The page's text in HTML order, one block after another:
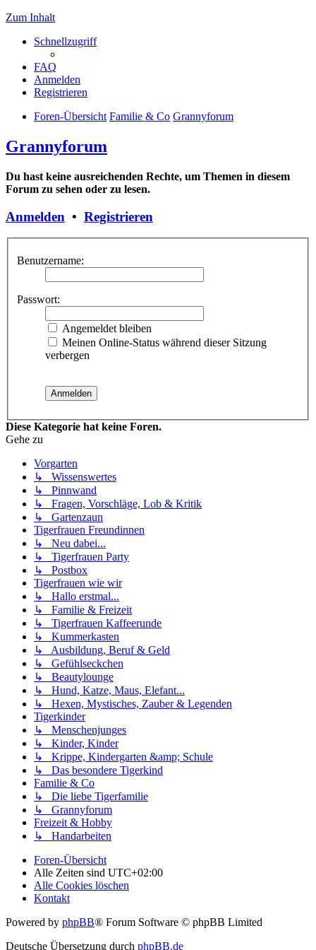
Zum Inhalt
Schnellzugriff
FAQ
Anmelden
Registrieren
Foren-Übersicht Familie & Co Grannyforum
Grannyforum
Du hast keine ausreichenden Rechte, um Themen in diesem
Forum zu sehen oder zu lesen.
Anmelden • Registrieren
Benutzername:
Passwort:
Angemeldet bleiben
Meinen Online-Status während dieser Sitzung
verbergen
Diese Kategorie hat keine Foren.
Gehe zu
Vorgarten
↳ Wissenswertes
↳ Pinnwand
↳ Fragen, Vorschläge, Lob & Kritik
↳ Gartenzaun
Tigerfrauen Freundinnen
↳ Neu dabei...
↳ Tigerfrauen Party
↳ Postbox
Tigerfrauen wie wir
↳ Hallo erstmal...
↳ Familie & Freizeit
↳ Tigerfrauen Kaffeerunde
↳ Kummerkasten
↳ Ausbildung, Beruf & Geld
↳ Gefühlseckchen
↳ Beautylounge
↳ Hund, Katze, Maus, Elefant...
↳ Hexen, Mystisches, Zauber & Legenden
Tigerkinder
↳ Menschenjunges
↳ Kinder, Kinder
↳ Krippe, Kindergarten &amp; Schule
↳ Das besondere Tigerkind
Familie & Co
↳ Die liebe Tigerfamilie
↳ Grannyforum
Freizeit & Hobby
↳ Handarbeiten
Foren-Übersicht
Alle Zeiten sind UTC+02:00
Alle Cookies löschen
Kontakt
Powered by phpBB® Forum Software © phpBB Limited
Deutsche Übersetzung durch phpBB.de